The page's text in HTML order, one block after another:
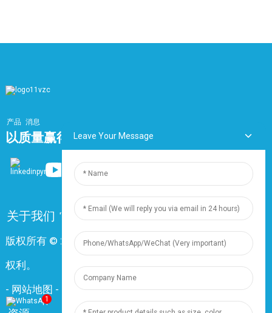
产品 消息
以质量赢得市场，以服务打造品牌
关于我们 常问问题 联系我们
版权所有 © 2024 上海鼎尊电气电缆有限公司。保留所有
权利。
- 网站地图 - 资源
1
Leave Your Message